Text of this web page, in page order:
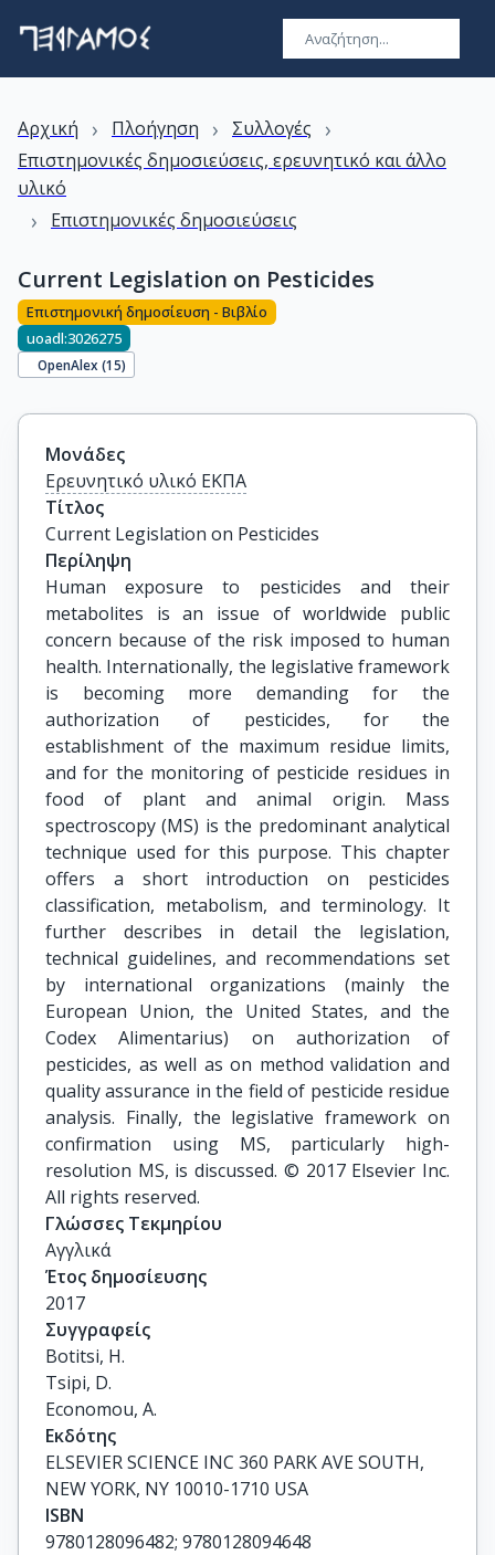
Αρχική › Πλοήγηση › Συλλογές ›
Επιστημονικές δημοσιεύσεις, ερευνητικό και άλλο
υλικό
› Επιστημονικές δημοσιεύσεις
Current Legislation on Pesticides
Επιστημονική δημοσίευση - Βιβλίο
uoadl:3026275
OpenAlex (15)
Μονάδες
Ερευνητικό υλικό ΕΚΠΑ
Τίτλος
Current Legislation on Pesticides
Περίληψη
Human exposure to pesticides and their
metabolites is an issue of worldwide public
concern because of the risk imposed to human
health. Internationally, the legislative framework
is becoming more demanding for the
authorization of pesticides, for the
establishment of the maximum residue limits,
and for the monitoring of pesticide residues in
food of plant and animal origin. Mass
spectroscopy (MS) is the predominant analytical
technique used for this purpose. This chapter
offers a short introduction on pesticides
classification, metabolism, and terminology. It
further describes in detail the legislation,
technical guidelines, and recommendations set
by international organizations (mainly the
European Union, the United States, and the
Codex Alimentarius) on authorization of
pesticides, as well as on method validation and
quality assurance in the field of pesticide residue
analysis. Finally, the legislative framework on
confirmation using MS, particularly high-
resolution MS, is discussed. © 2017 Elsevier Inc.
All rights reserved.
Γλώσσες Τεκμηρίου
Αγγλικά
Έτος δημοσίευσης
2017
Συγγραφείς
Botitsi, H.
Tsipi, D.
Economou, A.
Εκδότης
ELSEVIER SCIENCE INC 360 PARK AVE SOUTH,
NEW YORK, NY 10010-1710 USA
ISBN
9780128096482; 9780128094648